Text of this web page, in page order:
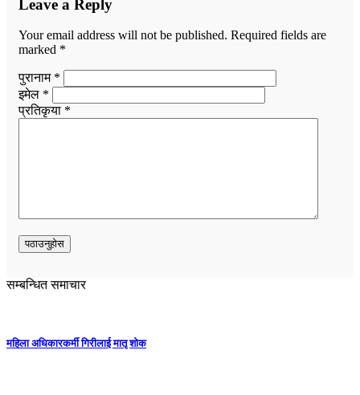
Leave a Reply
Your email address will not be published. Required fields are
marked *
पुरानाम *
इमेल *
प्रतिकृया *
सम्बन्धित समाचार
महिला अधिकारकर्मी गिरीलाई मातृ शोक